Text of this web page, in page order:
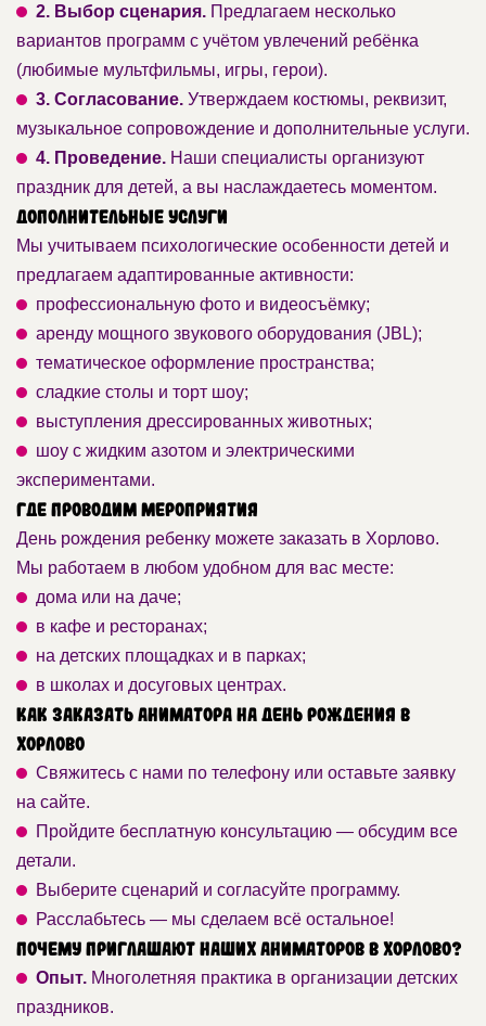
2. Выбор сценария. Предлагаем несколько
вариантов программ с учётом увлечений ребёнка
(любимые мультфильмы, игры, герои).
3. Согласование. Утверждаем костюмы, реквизит,
музыкальное сопровождение и дополнительные услуги.
4. Проведение. Наши специалисты организуют
праздник для детей, а вы наслаждаетесь моментом.
Дополнительные услуги
Мы учитываем психологические особенности детей и
предлагаем адаптированные активности:
профессиональную фото и видеосъёмку;
аренду мощного звукового оборудования (JBL);
тематическое оформление пространства;
сладкие столы и торт шоу;
выступления дрессированных животных;
шоу с жидким азотом и электрическими
экспериментами.
Где проводим мероприятия
День рождения ребенку можете заказать в Хорлово.
Мы работаем в любом удобном для вас месте:
дома или на даче;
в кафе и ресторанах;
на детских площадках и в парках;
в школах и досуговых центрах.
Как заказать аниматора на День рождения в
Хорлово
Свяжитесь с нами по телефону или оставьте заявку
на сайте.
Пройдите бесплатную консультацию — обсудим все
детали.
Выберите сценарий и согласуйте программу.
Расслабьтесь — мы сделаем всё остальное!
Почему приглашают наших аниматоров в Хорлово?
Опыт. Многолетняя практика в организации детских
праздников.